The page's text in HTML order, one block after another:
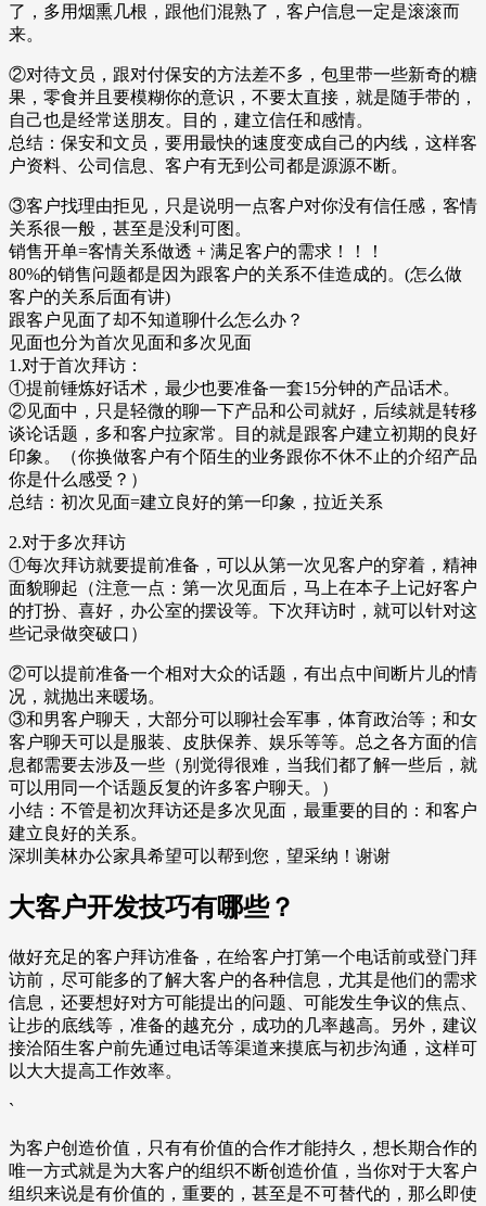
了，多用烟熏几根，跟他们混熟了，客户信息一定是滚滚而
来。
②对待文员，跟对付保安的方法差不多，包里带一些新奇的糖
果，零食并且要模糊你的意识，不要太直接，就是随手带的，
自己也是经常送朋友。目的，建立信任和感情。
总结：保安和文员，要用最快的速度变成自己的内线，这样客
户资料、公司信息、客户有无到公司都是源源不断。
③客户找理由拒见，只是说明一点客户对你没有信任感，客情
关系很一般，甚至是没利可图。
销售开单=客情关系做透 + 满足客户的需求！！！
80%的销售问题都是因为跟客户的关系不佳造成的。(怎么做
客户的关系后面有讲)
跟客户见面了却不知道聊什么怎么办？
见面也分为首次见面和多次见面
1.对于首次拜访：
①提前锤炼好话术，最少也要准备一套15分钟的产品话术。
②见面中，只是轻微的聊一下产品和公司就好，后续就是转移
谈论话题，多和客户拉家常。目的就是跟客户建立初期的良好
印象。（你换做客户有个陌生的业务跟你不休不止的介绍产品
你是什么感受？）
总结：初次见面=建立良好的第一印象，拉近关系
2.对于多次拜访
①每次拜访就要提前准备，可以从第一次见客户的穿着，精神
面貌聊起（注意一点：第一次见面后，马上在本子上记好客户
的打扮、喜好，办公室的摆设等。下次拜访时，就可以针对这
些记录做突破口）
②可以提前准备一个相对大众的话题，有出点中间断片儿的情
况，就抛出来暖场。
③和男客户聊天，大部分可以聊社会军事，体育政治等；和女
客户聊天可以是服装、皮肤保养、娱乐等等。总之各方面的信
息都需要去涉及一些（别觉得很难，当我们都了解一些后，就
可以用同一个话题反复的许多客户聊天。）
小结：不管是初次拜访还是多次见面，最重要的目的：和客户
建立良好的关系。
深圳美林办公家具希望可以帮到您，望采纳！谢谢
大客户开发技巧有哪些？
做好充足的客户拜访准备，在给客户打第一个电话前或登门拜
访前，尽可能多的了解大客户的各种信息，尤其是他们的需求
信息，还要想好对方可能提出的问题、可能发生争议的焦点、
让步的底线等，准备的越充分，成功的几率越高。另外，建议
接洽陌生客户前先通过电话等渠道来摸底与初步沟通，这样可
以大大提高工作效率。
`
为客户创造价值，只有有价值的合作才能持久，想长期合作的
唯一方式就是为大客户的组织不断创造价值，当你对于大客户
组织来说是有价值的，重要的，甚至是不可替代的，那么即使